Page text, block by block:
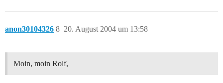
anon30104326 20. August 2004 um 13:58
8
Moin, moin Rolf,